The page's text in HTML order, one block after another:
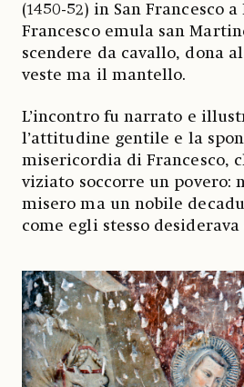
(1450-52) in San Francesco
Francesco emula san
scendere da cavallo, dona
veste ma il mantello.
L’incontro fu narrato e
l’attitudine gentile e la
misericordia di Francesco,
viziato soccorre un povero:
misero ma un nobile
come egli stesso